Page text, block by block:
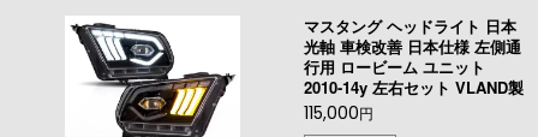
マスタング ヘッドライト 日本
光軸 車検改善 日本仕様 左側通
行用 ロービーム ユニット
2010-14y 左右セット VLAND製
115,000円